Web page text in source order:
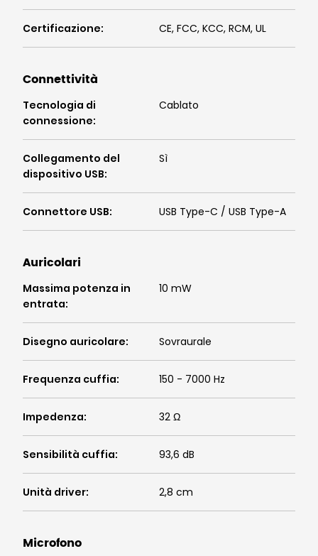
Certificazione: CE, FCC, KCC, RCM, UL
Connettività
Tecnologia di
connessione:
Cablato
Collegamento del
dispositivo USB:
Sì
Connettore USB: USB Type-C / USB Type-A
Auricolari
Massima potenza in
entrata:
10 mW
Disegno auricolare: Sovraurale
Frequenza cuffia: 150 - 7000 Hz
Impedenza: 32 Ω
Sensibilità cuffia: 93,6 dB
Unità driver: 2,8 cm
Microfono